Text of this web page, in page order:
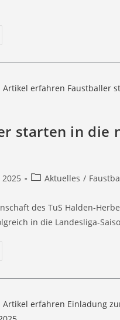
starten in die
Aktuelles /
des TuS Halden-
in die Landesliga-